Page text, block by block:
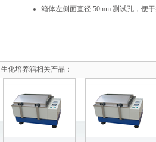
箱体左侧面直径 50mm 测试孔，便
生化培养箱相关产品：